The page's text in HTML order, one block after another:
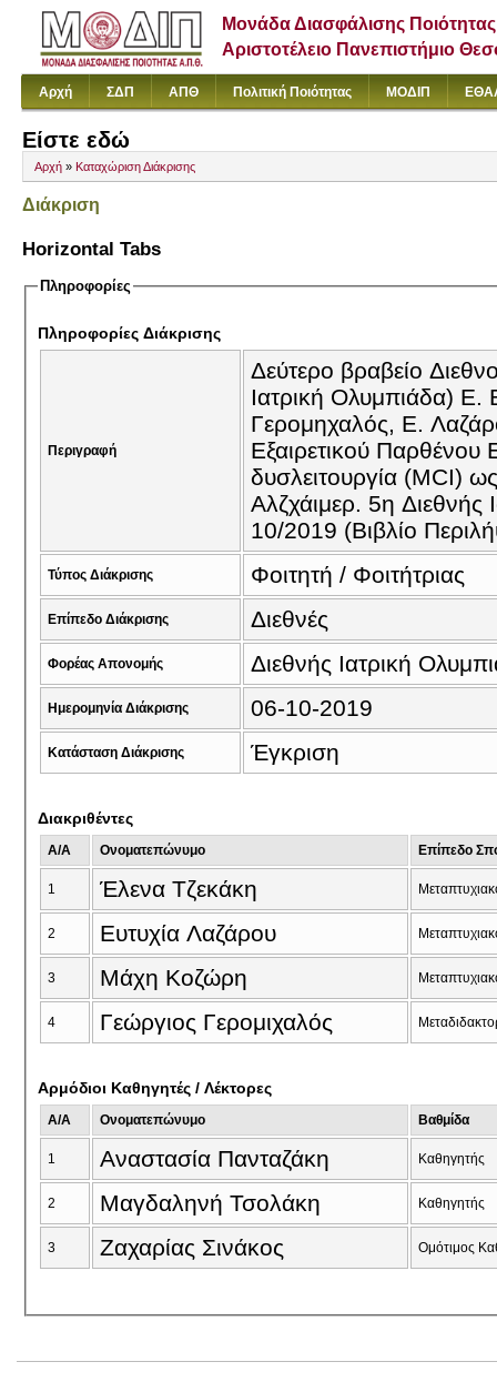
Μονάδα Διασφάλισης Ποιότητας
Αριστοτέλειο Πανεπιστήμιο
Αρχή ΣΔΠ ΑΠΘ Πολιτική Ποιότητας ΜΟΔΙΠ
Είστε εδώ
Αρχή » Καταχώριση Διάκρισης
Διάκριση
Horizontal Tabs
Πληροφορίες
Πληροφορίες Διάκρισης
Περιγραφή
Δεύτερο βραβείο
Ιατρική Ολυμπιάδα)
Γερομηχαλός, Ε.
Εξαιρετικού Παρθένου
δυσλειτουργία (MCI)
Αλζχάιμερ. 5η
10/2019 (Βιβλίο
Τύπος Διάκρισης Φοιτητή / Φοιτήτριας
Επίπεδο Διάκρισης Διεθνές
Φορέας Απονομής Διεθνής Ιατρική
Ημερομηνία Διάκρισης 06-10-2019
Κατάσταση Διάκρισης Έγκριση
Διακριθέντες
A/A Ονοματεπώνυμο Επίπεδο
1 Έλενα Τζεκάκη
2 Ευτυχία Λαζάρου
3 Μάχη Κοζώρη
4 Γεώργιος Γερομιχαλός
Αρμόδιοι Καθηγητές / Λέκτορες
A/A Ονοματεπώνυμο Βαθμίδα
1 Αναστασία Πανταζάκη Καθηγητής
2 Μαγδαληνή Τσολάκη Καθηγητής
3 Ζαχαρίας Σινάκος Ομότιμος